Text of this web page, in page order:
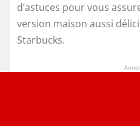
d’astuces pour vous
version maison aussi
Starbucks.